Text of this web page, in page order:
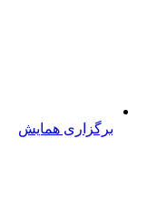
برگزاری همایش